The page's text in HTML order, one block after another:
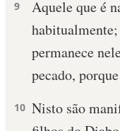
9
Aquele que é
habitualmente;
permanece
pecado,
10 Nisto são